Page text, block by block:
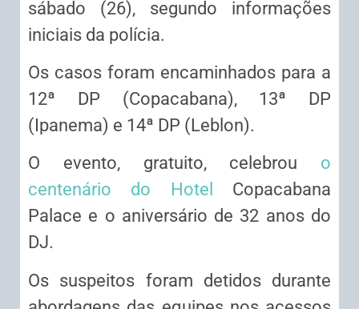
sábado (26), segundo informações
iniciais da polícia.
Os casos foram encaminhados para a
12ª DP (Copacabana), 13ª DP
(Ipanema) e 14ª DP (Leblon).
O evento, gratuito, celebrou o
centenário do Hotel Copacabana
Palace e o aniversário de 32 anos do
DJ.
Os suspeitos foram detidos durante